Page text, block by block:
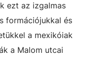
ezt az izgalmas
formációjukkal és
a mexikóiak
a Malom utcai